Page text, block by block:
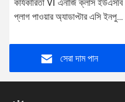
কার্যকারিতা VI এনার্জি ক্লাস ইউএসবি
প্লাগ পাওয়ার অ্যাডাপ্টার এসি ইনপুট
সেরা দাম পান